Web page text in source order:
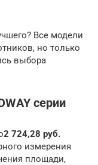
Все модели
но только
выбора
серии
2 724,28 руб.
измерения
площади,